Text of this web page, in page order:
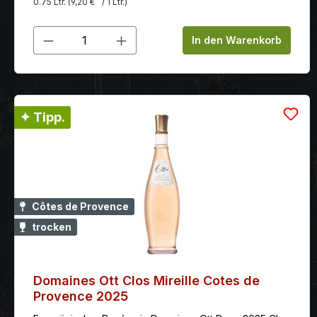
Produkt Anzahl: Gib denIn den Warenkorb
✦ Tipp.
Côtes de Provence
trocken
Domaines Ott Clos Mireille Cotes de
Provence 2025